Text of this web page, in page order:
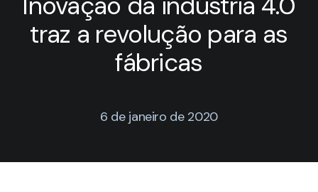
traz a revolução para as
fábricas
6 de janeiro de 2020